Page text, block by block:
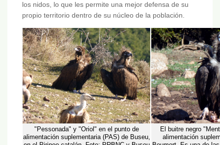
los nidos, lo que les permite una mejor defensa de su
propio territorio dentro de su núcleo de la población.
"Pessonada" y "Oriol" en el punto de
alimentación suplementaria (PAS) de Buseu,
El buitre negro
alimentación